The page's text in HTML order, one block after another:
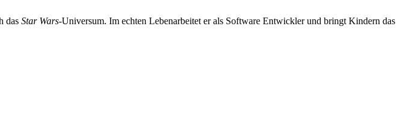
das Star Wars-Universum. Im echten Lebenarbeitet er als Software Entwickler und bringt Kindern das